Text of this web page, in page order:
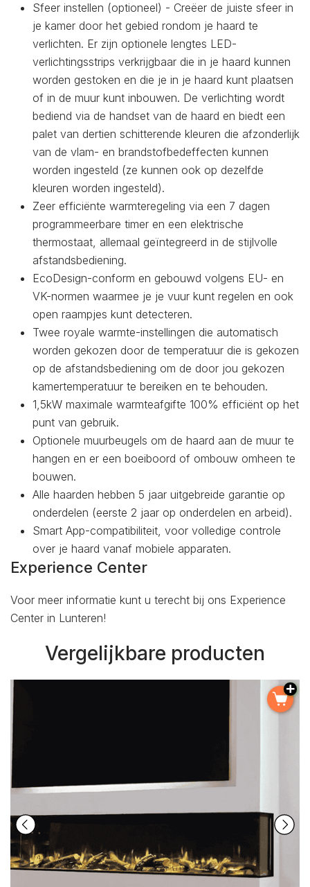
Sfeer instellen (optioneel) - Creëer de juiste sfeer in
je kamer door het gebied rondom je haard te
verlichten. Er zijn optionele lengtes LED-
verlichtingsstrips verkrijgbaar die in je haard kunnen
worden gestoken en die je in je haard kunt plaatsen
of in de muur kunt inbouwen. De verlichting wordt
bediend via de handset van de haard en biedt een
palet van dertien schitterende kleuren die afzonderlijk
van de vlam- en brandstofbedeffecten kunnen
worden ingesteld (ze kunnen ook op dezelfde
kleuren worden ingesteld).
Zeer efficiënte warmteregeling via een 7 dagen
programmeerbare timer en een elektrische
thermostaat, allemaal geïntegreerd in de stijlvolle
afstandsbediening.
EcoDesign-conform en gebouwd volgens EU- en
VK-normen waarmee je je vuur kunt regelen en ook
open raampjes kunt detecteren.
Twee royale warmte-instellingen die automatisch
worden gekozen door de temperatuur die is gekozen
op de afstandsbediening om de door jou gekozen
kamertemperatuur te bereiken en te behouden.
1,5kW maximale warmteafgifte 100% efficiënt op het
punt van gebruik.
Optionele muurbeugels om de haard aan de muur te
hangen en er een boeiboord of ombouw omheen te
bouwen.
Alle haarden hebben 5 jaar uitgebreide garantie op
onderdelen (eerste 2 jaar op onderdelen en arbeid).
Smart App-compatibiliteit, voor volledige controle
over je haard vanaf mobiele apparaten.
Experience Center
Voor meer informatie kunt u terecht bij ons Experience
Center in Lunteren!
Vergelijkbare producten